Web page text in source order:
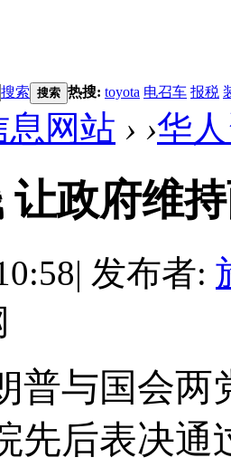
搜索 搜索 热搜: toyota 电召车 报税
息网站 › ›华
让政府维
| 发布者:
普与国会
先后表决